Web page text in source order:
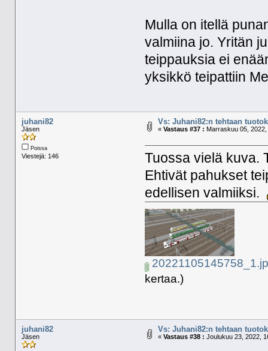
Mulla on itellä
valmiina jo. Yritän
teippauksia ei
yksikkö teipattiin
juhani82
Jäsen
Poissa
Viestejä: 146
Vs: Juhani82:n tehtaan
« Vastaus #37 : Marraskuu 05,
Tuossa vielä kuva.
Ehtivät pahukset
edellisen valmiiksi.
kertaa.)
juhani82
Jäsen
Vs: Juhani82:n tehtaan
« Vastaus #38 : Joulukuu 23, 2022,